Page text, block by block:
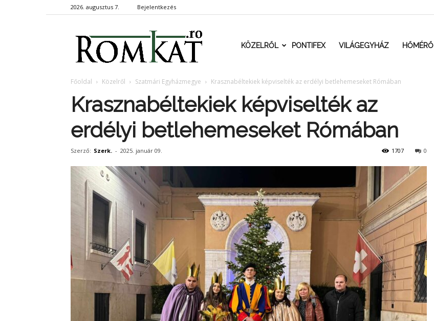
2026. augusztus 7. Bejelentkezés
RomKat.roKÖZELRŐL PONTIFEX VILÁGEGYHÁZ HŐMÉRŐ
Főoldal Közelről Szatmári Egyházmegye Krasznabéltekiek képviselték az erdélyi betlehemeseket Rómában
Krasznabéltekiek képviselték az
erdélyi betlehemeseket Rómában
Szerző: Szerk. - 2025. január 09. 0
1707